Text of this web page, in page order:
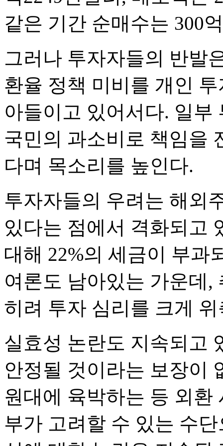
같은 기간 순매수는 300
그러나 투자자들의 반발
환율 정책 미비를 개인
아들이고 있어서다. 일부
국민의 과소비로 책임을
다며 목소리를 높인다.
투자자들의 우려는 해외
있다는 점에서 격화되고
대해 22%의 세금이 부과
여론도 남아있는 가운데,
히려 투자 심리를 크게
실효성 논란도 지속되고
안정될 것이라는 보장이
원대에 육박하는 등 외환
부가 고려할 수 있는 수